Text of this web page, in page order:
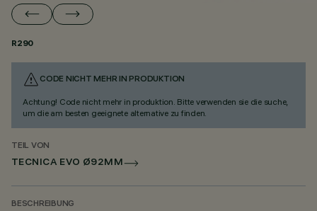
R290
CODE NICHT MEHR IN PRODUKTION
Achtung! Code nicht mehr in produktion. Bitte verwenden sie die suche,
um die am besten geeignete alternative zu finden.
TEIL VON
TECNICA EVO Ø92MM
BESCHREIBUNG